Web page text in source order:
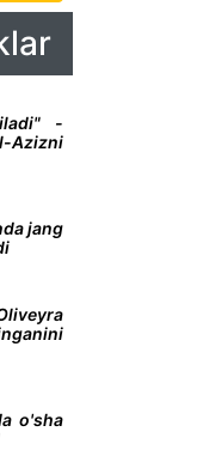
-
Azizni
jang
o'sha